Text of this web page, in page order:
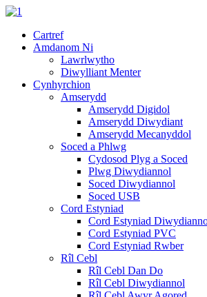
Cartref
Amdanom Ni
Lawrlwytho
Diwylliant Menter
Cynhyrchion
Amserydd
Amserydd Digidol
Amserydd Diwydiant
Amserydd Mecanyddol
Soced a Phlwg
Cydosod Plyg a Soced
Plwg Diwydiannol
Soced Diwydiannol
Soced USB
Cord Estyniad
Cord Estyniad
Cord Estyniad PVC
Cord Estyniad Rwber
Rîl Cebl
Rîl Cebl Dan Do
Rîl Cebl Diwydiannol